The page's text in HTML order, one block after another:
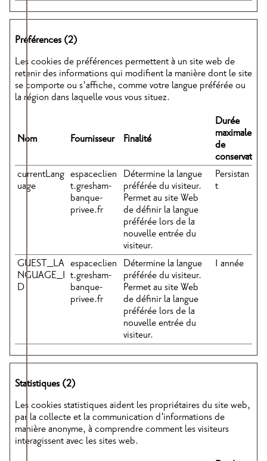
Préférences (2)
Les cookies de préférences permettent à un site web de
retenir des informations qui modifient la manière dont le site
se comporte ou s’affiche, comme votre langue préférée ou
la région dans laquelle vous vous situez.
Nom Fournisseur Finalité
Durée
maximale
de
conservation
currentLang
uage
espaceclien
t.gresham-
banque-
privee.fr
Détermine la langue
préférée du visiteur.
Permet au site Web
de définir la langue
préférée lors de la
nouvelle entrée du
visiteur.
Persistan
t
GUEST_LA
NGUAGE_I
D
espaceclien
t.gresham-
banque-
privee.fr
Détermine la langue
préférée du visiteur.
Permet au site Web
de définir la langue
préférée lors de la
nouvelle entrée du
visiteur.
1 année
Statistiques (2)
Les cookies statistiques aident les propriétaires du site web,
par la collecte et la communication d'informations de
manière anonyme, à comprendre comment les visiteurs
interagissent avec les sites web.